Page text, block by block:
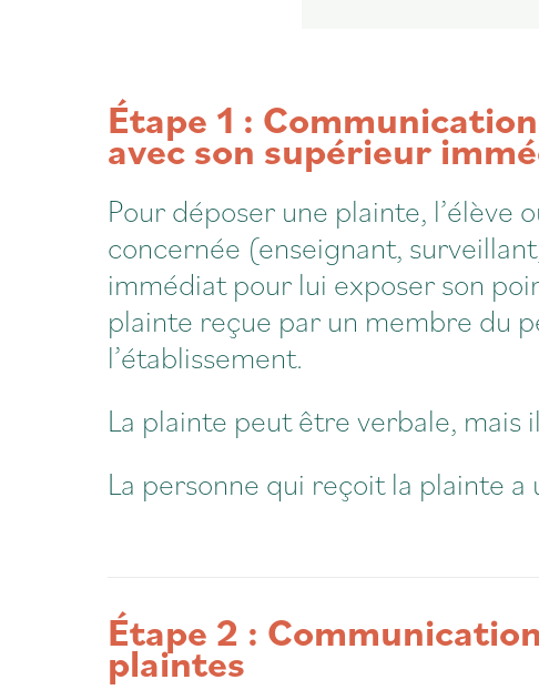
Étape 1 :
avec son supérieur
Pour déposer une plainte, l’élève
concernée (enseignant,
immédiat pour lui exposer son
plainte reçue par un membre du
l’établissement.
La plainte peut être verbale,
La personne qui reçoit la plainte
Étape 2 :
plaintes